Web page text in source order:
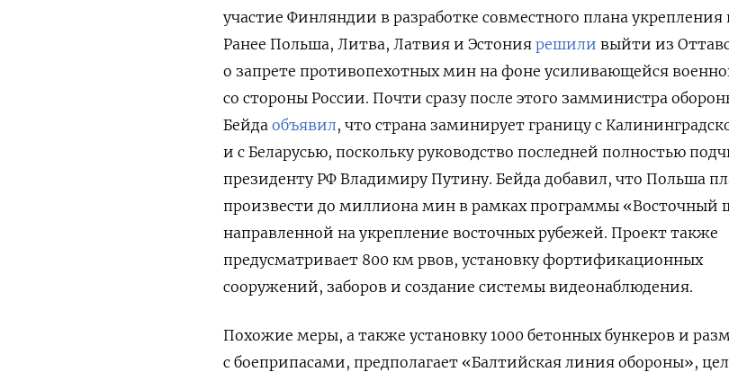
участие Финляндии в разработке совместного плана укрепления
Ранее Польша, Литва, Латвия и Эстония решили выйти из
о запрете противопехотных мин на фоне усиливающейся
со стороны России. Почти сразу после этого замминистра
Бейда объявил, что страна заминирует границу с
и с Беларусью, поскольку руководство последней полностью
президенту РФ Владимиру Путину. Бейда добавил, что Польша
произвести до миллиона мин в рамках программы «Восточный
направленной на укрепление восточных рубежей. Проект также
предусматривает 800 км рвов, установку фортификационных
сооружений, заборов и создание системы видеонаблюдения.
Похожие меры, а также установку 1000 бетонных бункеров и
с боеприпасами, предполагает «Балтийская линия обороны»,